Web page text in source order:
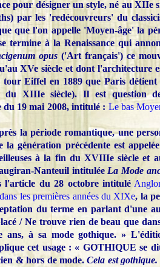
pour désigner un style, né au XIIe
par les 'redécouvreurs' du
que l'on appelle 'Moyen-âge' la
termine à la Renaissance qui
opus('Art français') ce
XVe siècle et dont l'architecture
tour Eiffel en 1889 que Paris
du XIIIe siècle). Il est question
19 mai 2008, intitulé : Le bas
la période romantique, une
la génération précédente est
à la fin du XVIIIe siècle et
Nanteuil intitulée La Mode
l'article du 28 octobre intitulé
les premières années du XIXe, la
du terme en parlant d'une
/ Ne trouve rien de beau que
ans, à sa mode gothique. »
cet usage : « GOTHIQUE se
& hors de mode.Cela est